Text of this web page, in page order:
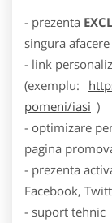
- prezenta
singura
- link
(exemplu:
pomeni/iasi )
- optimizare
pagina
- prezenta
Facebook,
- suport tehnic